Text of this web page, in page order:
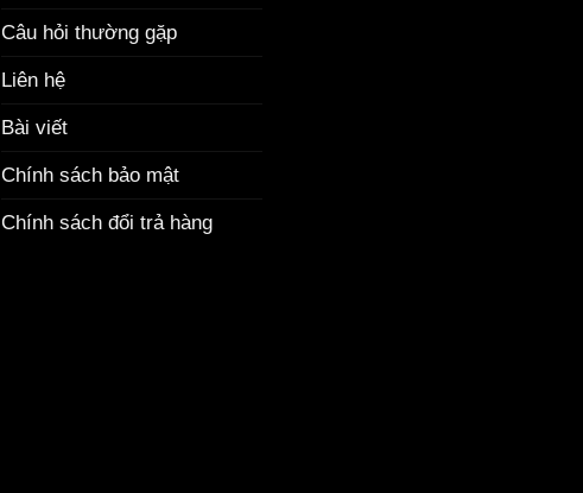
Câu hỏi thường gặp
Liên hệ
Bài viết
Chính sách bảo mật
Chính sách đổi trả hàng